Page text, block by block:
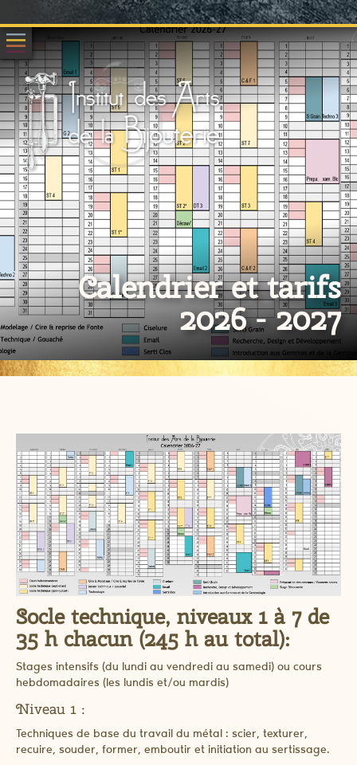
Calendrier et tarifs
2026 - 2027
Socle technique, niveaux 1 à 7 de
35 h chacun (245 h au total):
Stages intensifs (du lundi au vendredi au samedi) ou cours
hebdomadaires (les lundis et/ou mardis)
Niveau 1 :
Techniques de base du travail du métal : scier, texturer,
recuire, souder, former, emboutir et initiation au sertissage.